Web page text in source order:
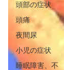
頭部の症状
頭痛
夜間尿
小児の症状
睡眠障害、不